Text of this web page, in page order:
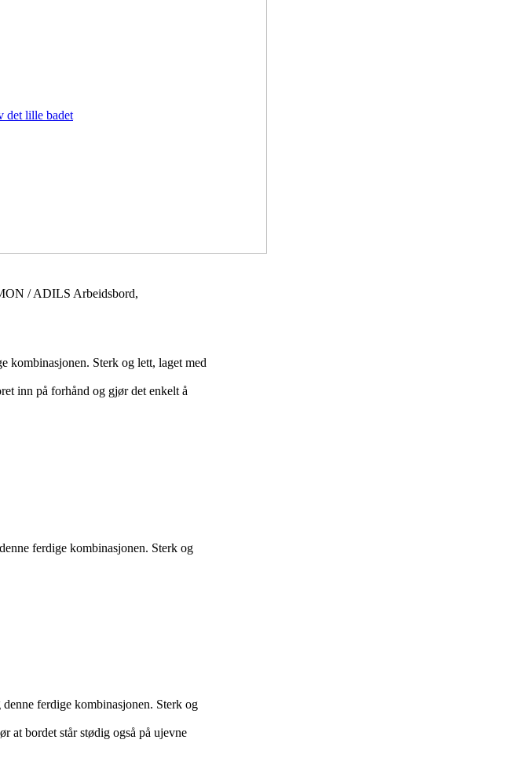
det lille badet
/ ADILS Arbeidsbord,
Sterk og lett, laget med
inn på forhånd og gjør det enkelt å
ferdige kombinasjonen. Sterk og
ferdige kombinasjonen. Sterk og
at bordet står stødig også på ujevne